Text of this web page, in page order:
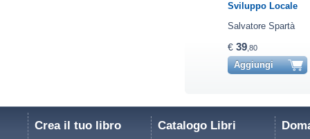
Sviluppo Locale
Salvatore Spartà
€ 39,80
Aggiungi
Crea il tuo libro Catalogo Libri